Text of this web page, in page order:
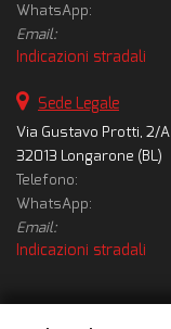
WhatsApp:
Email:
Indicazioni stradali
Sede Legale
Via Gustavo Protti, 2/A
32013 Longarone (BL)
Telefono:
WhatsApp:
Email:
Indicazioni stradali